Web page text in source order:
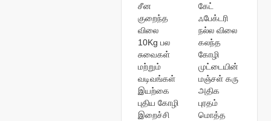
சீன
குறைந்த
விலை
10Kg பல
சுவைகள்
மற்றும்
வடிவங்கள்
இயற்கை
புதிய கோழி
இறைச்சி
கேட்
ஃபேக்டரி
நல்ல விலை
கலந்த
கோழி
முட்டையின்
மஞ்சள் கரு
அதிக
புரதம்
மொத்த